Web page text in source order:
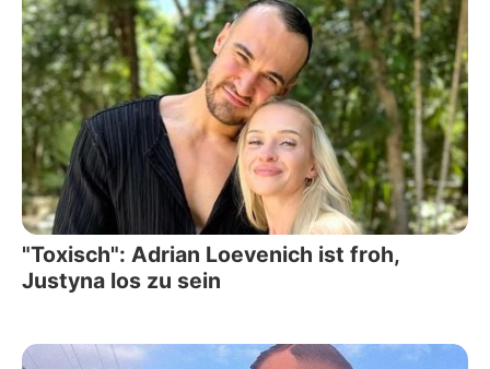
"Toxisch": Adrian Loevenich ist froh,
Justyna los zu sein